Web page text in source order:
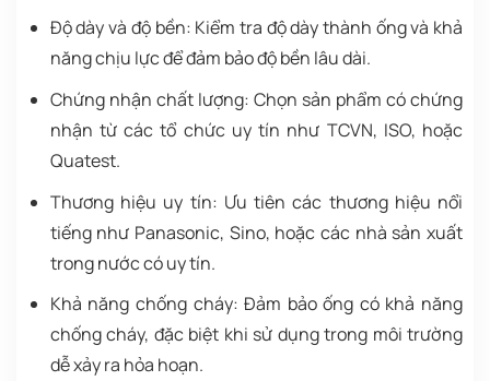
Độ dày và độ bền: Kiểm tra độ dày thành ống và khả
năng chịu lực để đảm bảo độ bền lâu dài.
Chứng nhận chất lượng: Chọn sản phẩm có chứng
nhận từ các tổ chức uy tín như TCVN, ISO, hoặc
Quatest.
Thương hiệu uy tín: Ưu tiên các thương hiệu nổi
tiếng như Panasonic, Sino, hoặc các nhà sản xuất
trong nước có uy tín.
Khả năng chống cháy: Đảm bảo ống có khả năng
chống cháy, đặc biệt khi sử dụng trong môi trường
dễ xảy ra hỏa hoạn.